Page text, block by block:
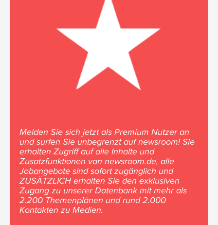
Melden Sie sich jetzt als Premium Nutzer an
und surfen Sie unbegrenzt auf newsroom! Sie
erhalten Zugriff auf alle Inhalte und
Zusatzfunktionen von newsroom.de, alle
Jobangebote sind sofort zugänglich und
ZUSÄTZLICH erhalten Sie den exklusiven
Zugang zu unserer Datenbank mit mehr als
2.200 Themenplänen und rund 2.000
Kontakten zu Medien.